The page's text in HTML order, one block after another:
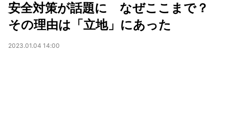
安全対策が話題に なぜここまで？
その理由は「立地」にあった
2023.01.04 14:00